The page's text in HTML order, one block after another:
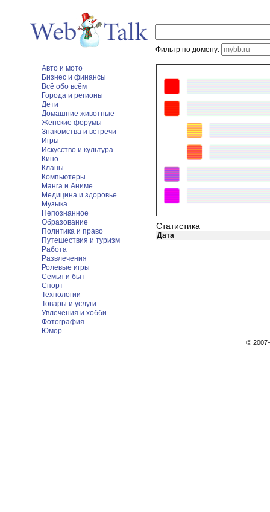
Фильтр по домену:
Авто и мото
Бизнес и финансы
Всё обо всём
Города и регионы
Дети
Домашние животные
Женские форумы
Знакомства и встречи
Игры
Искусство и культура
Кино
Кланы
Компьютеры
Манга и Аниме
Медицина и здоровье
Музыка
Непознанное
Образование
Политика и право
Путешествия и туризм
Работа
Развлечения
Ролевые игры
Семья и быт
Спорт
Технологии
Товары и услуги
Увлечения и хобби
Фотография
Юмор
Статистика
Дата
©